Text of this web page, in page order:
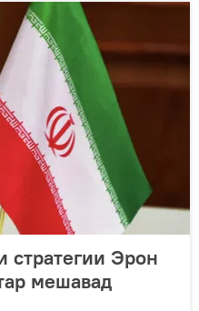
стратегии Эрон
мешавад